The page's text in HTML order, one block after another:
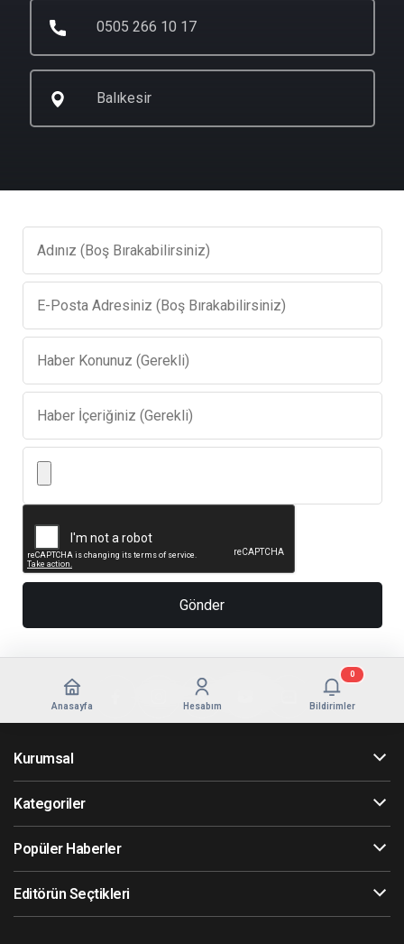
0505 266 10 17
Balıkesir
Anasayfa Hesabım Bildirimler
0
Kurumsal
Kategoriler
Popüler Haberler
Editörün Seçtikleri